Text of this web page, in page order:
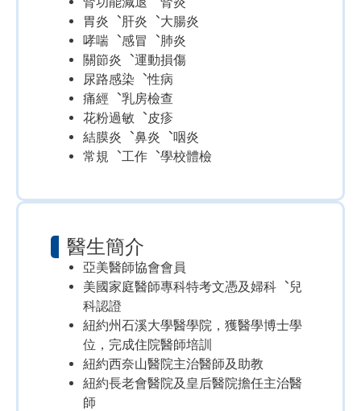
胃炎︑肝炎︑大腸炎
哮喘︑感冒︑肺炎
關節炎︑運動損傷
尿路感染︑性病
痛經︑乳房檢查
花粉過敏︑皮疹
結膜炎︑鼻炎︑咽炎
常規︑工作︑學校體檢
醫生簡介
亞美醫師協會會員
美國家庭醫師專科特考文憑及婦科︑兒
科認證
紐約州石溪大學醫學院，獲醫學博士學
位，完成住院醫師培訓
紐約西奈山醫院主治醫師及助教
紐約長老會醫院及皇后醫院擔任主治醫
師